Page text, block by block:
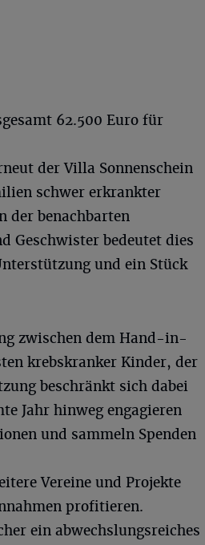
62.500 Euro für
der Villa Sonnenschein
schwer erkrankter
der benachbarten
Geschwister bedeutet dies
und ein Stück
zwischen dem Hand-in-
krebskranker Kinder, der
beschränkt sich dabei
Jahr hinweg engagieren
und sammeln Spenden
Vereine und Projekte
profitieren.
ein abwechslungsreiches